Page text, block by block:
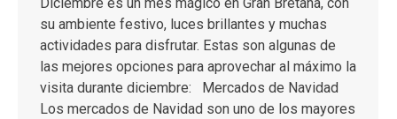
su ambiente festivo, luces brillantes y muchas
actividades para disfrutar. Estas son algunas de
las mejores opciones para aprovechar al máximo la
visita durante diciembre: Mercados de Navidad
Los mercados de Navidad son uno de los mayores